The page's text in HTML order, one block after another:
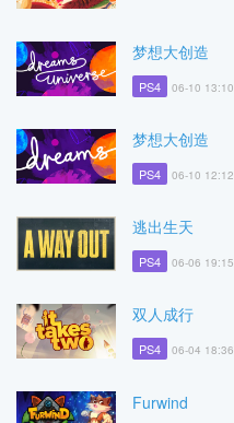
梦想大创造
PS4 06-10 13:10
梦想大创造
PS4 06-10 12:12
逃出生天
PS4 06-06 19:15
双人成行
PS4 06-04 18:36
Furwind